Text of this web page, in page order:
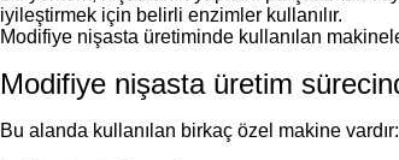
iyileştirmek için belirli enzimler kullanılır.
Modifiye nişasta üretiminde kullanılan
Modifiye nişasta üretim
Bu alanda kullanılan birkaç özel makine vardır: